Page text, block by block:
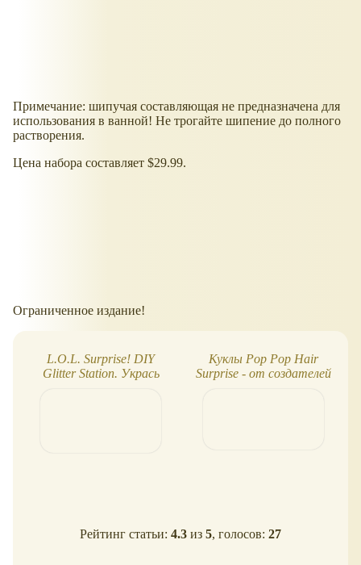
Примечание: шипучая составляющая не предназначена для
использования в ванной! Не трогайте шипение до полного
растворения.
Цена набора составляет $29.99.
Ограниченное издание!
L.O.L. Surprise! DIY
Glitter Station. Укрась
Куклы Pop Pop Hair
Surprise - от создателей
Рейтинг статьи: 4.3 из 5, голосов: 27